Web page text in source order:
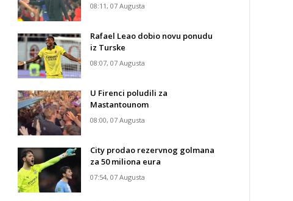
08:11, 07 Augusta
Rafael Leao dobio novu ponudu
iz Turske
08:07, 07 Augusta
U Firenci poludili za
Mastantounom
08:00, 07 Augusta
City prodao rezervnog golmana
za 50 miliona eura
07:54, 07 Augusta